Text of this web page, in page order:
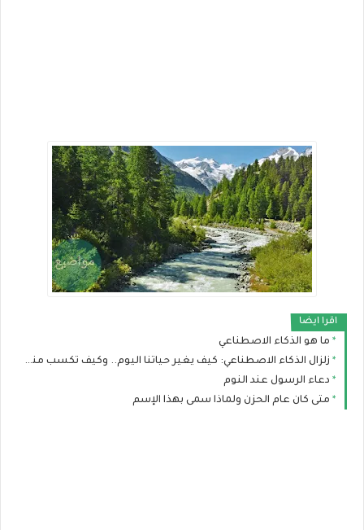
اقرا ايضا
ما هو الذكاء الاصطناعي
زلزال الذكاء الاصطناعي: كيف يغير حياتنا اليوم.. وكيف تكسب منه المال ببساطة؟
دعاء الرسول عند النوم
متى كان عام الحزن ولماذا سمى بهذا الإسم